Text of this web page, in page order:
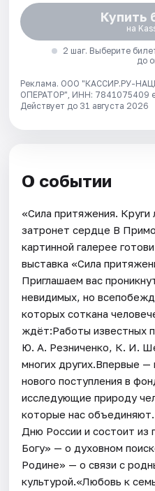
Купить
на
2 шаг. Выберите
до
Реклама. ООО "КАССИР.РУ-
ОПЕРАТОР", ИНН: 7841075409
Действует до 31 августа 2026
О событии
«Сила притяжения.
затронет сердце В
картинной галерее
выставка «Сила
Приглашаем вас
невидимых, но
которых соткана
ждёт:Работы известных
Ю. А. Резниченко, К. И.
многих других.Впервые —
нового поступления в
исследующие природу
которые нас
Дню России и состоит из
Богу» — о духовном
Родине» — о связи с
культурой.«Любовь к